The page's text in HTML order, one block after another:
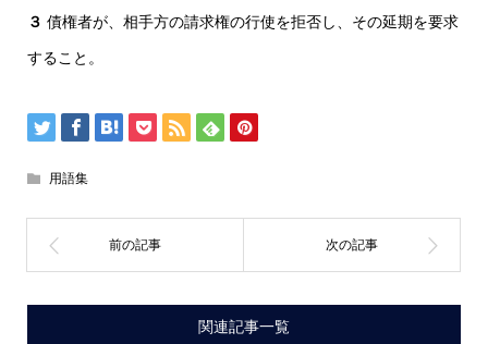
３ 債権者が、相手方の請求権の行使を拒否し、その延期を要求
すること。
用語集
関連記事一覧